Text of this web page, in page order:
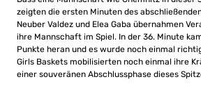
zeigten die ersten Minuten des
Neuber Valdez und Elea Gaba übernahmen
ihre Mannschaft im Spiel. In der 36. Minute
Punkte heran und es wurde noch einmal
Girls Baskets mobilisierten noch einmal ihre
einer souveränen Abschlussphase dieses